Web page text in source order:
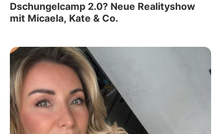
Dschungelcamp 2.0? Neue Realityshow
mit Micaela, Kate & Co.